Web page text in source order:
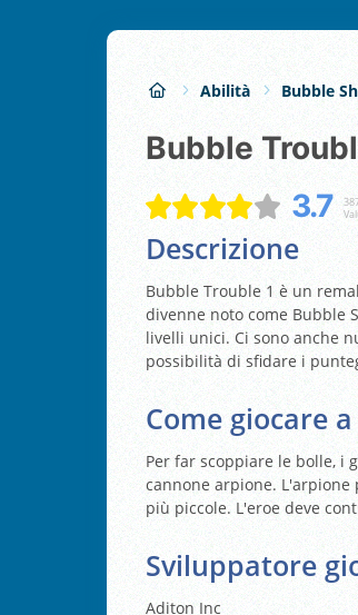
Abilità Bubble
Bubble
3.7
Descrizione
Bubble Trouble 1 è un
divenne noto come Bubble
livelli unici. Ci sono anche
possibilità di sfidare i
Come giocare
Per far scoppiare le bolle, i
cannone arpione.
più piccole. L'eroe deve
Sviluppatore
Aditon Inc